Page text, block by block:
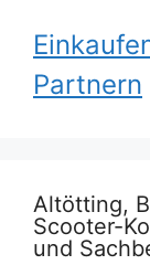
Partnern
Altötting,
Scooter-
und